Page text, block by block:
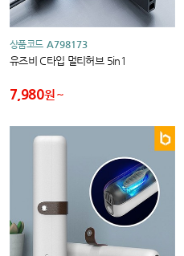
상품코드 A798173
유즈비 C타입 멀티허브 5in1
7,980원